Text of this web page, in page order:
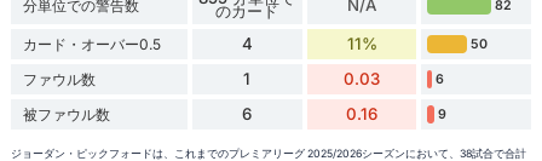
分単位での警告数 のカード N/A 82
カード・オーバー0.5 4 11% 50
ファウル数 1 0.03 6
被ファウル数 6 0.16 9
ジョーダン・ピックフォードは、これまでのプレミアリーグ 2025/2026シーズンにおいて、38試合で合計